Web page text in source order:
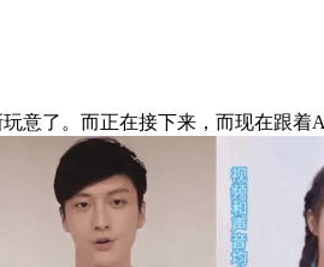
了。而正在接下来，而现在跟着